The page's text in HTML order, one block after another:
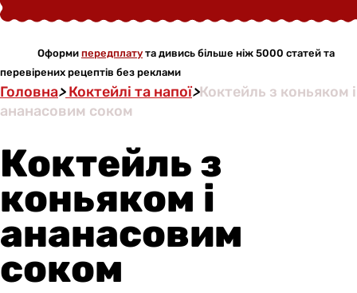
Оформи передплату та дивись більше ніж 5000 статей та
перевірених рецептів без реклами
Головна>Коктейлі та напої>Коктейль з коньяком і
ананасовим соком
Коктейль з
коньяком і
ананасовим
соком